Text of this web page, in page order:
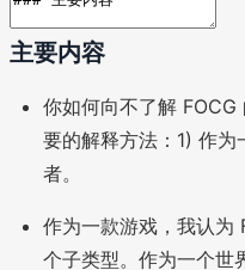
主要内容
你如何向不了解
要的解释方法：1) 作
者。
作为一款游戏，我认为
个子类型。作为一个世